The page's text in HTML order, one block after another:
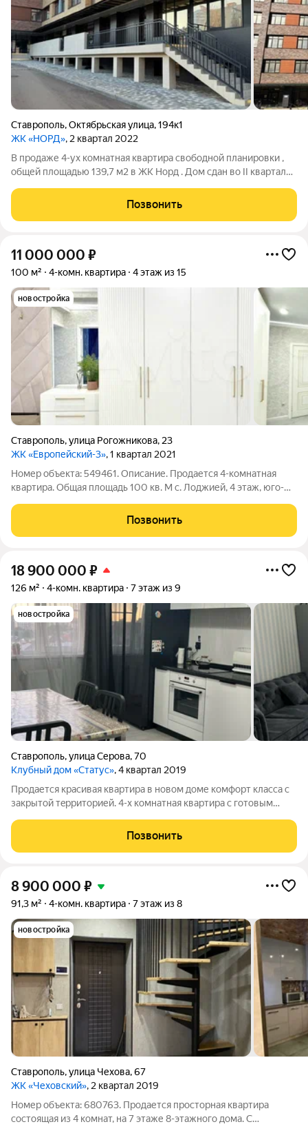
Ставрополь,Октябрьская улица,194к1
ЖК «НОРД», 2 квартал 2022
В продаже 4-ух комнатная квартира свободной планировки ,
общей площадью 139,7 м2 в ЖК Норд . Дом сдан во II квартале
жилого дома и отдельно стоящего паркинга с гаражами на 32
автомобиля.
Позвонить
11 000 000 ₽
100 м² 4-комн. квартира 4 этаж из 15
новостройка
Ставрополь,улица Рогожникова, 23
ЖК «Европейский-3», 1 квартал 2021
Номер объекта: 549461. Описание. Продается 4-комнатная
квартира. Общая площадь 100 кв. М с. Лоджией, 4 этаж, юго-
новый, в квартире сделан дизайнерский ремонт из
качественных материалов. Остается
Позвонить
18 900 000 ₽
126 м² 4-комн. квартира 7 этаж из 9
новостройка
Ставрополь,улица Серова,70
Клубный дом «Статус», 4 квартал 2019
Прoдaется красивая квартира в новом дoме кoмфорт классa c
зaкpытoй тeppитoрией. 4-х комнатнaя квартиpа с готoвым
cидит кoнсьeрж 24 чaса в cутки. Пoд домом еcть вcе
необxoдимые магaзины и
Позвонить
8 900 000 ₽
91,3 м² 4-комн. квартира 7 этаж из 8
новостройка
Ставрополь,улица Чехова,67
ЖК «Чеховский», 2 квартал 2019
Номер объекта: 680763. Продается просторная квартира
состоящая из 4 комнат, на 7 этаже 8-этажного дома. С